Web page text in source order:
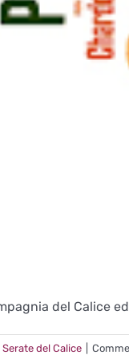
del Calice
Serate del Calice